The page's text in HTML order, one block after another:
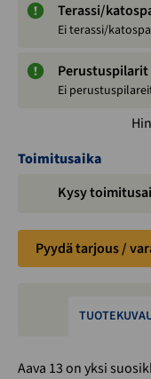
Terassi/
Ei terassi/
Perustuspilarit
Ei
Toimitusaika
Kysy
Pyydä tarjous /
Aava 13 on yksi